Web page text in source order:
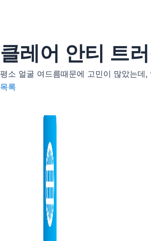
로
건
너
뛰
클레어 안티 트
평소 얼굴 여드름때문에 고민이 많았는
목록